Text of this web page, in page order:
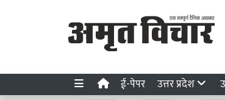
ई-पेपर उत्तर प्रदेश